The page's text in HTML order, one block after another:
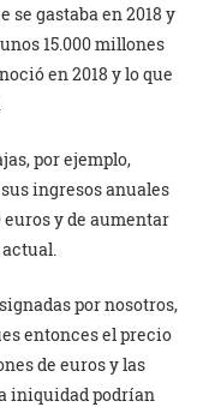
se gastaba en 2018 y
15.000 millones
en 2018 y lo que
por ejemplo,
ingresos anuales
euros y de aumentar
actual.
por nosotros,
entonces el precio
de euros y las
iniquidad podrían